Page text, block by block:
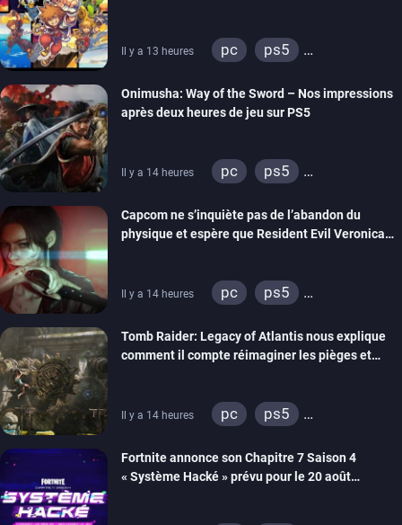
Il y a 13 heures pc
ps5
Onimusha: Way of the Sword – Nos impressions
après deux heures de jeu sur PS5
Il y a 14 heures pc
ps5
Capcom ne s’inquiète pas de l’abandon du
physique et espère que Resident Evil Veronica
Il y a 14 heures pc
ps5
Tomb Raider: Legacy of Atlantis nous explique
comment il compte réimaginer les pièges et
Il y a 14 heures pc
ps5
Fortnite annonce son Chapitre 7 Saison 4
« Système Hacké » prévu pour le 20 août